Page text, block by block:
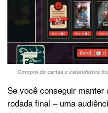
Compra de cartas e estandartes
Se você conseguir
rodada final – uma